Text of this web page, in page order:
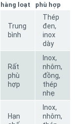
hàng loạt
phù hợp
Trung
bình
Thép
đen,
inox
dày
Rất
phù
hợp
Inox,
nhôm,
đồng,
thép
nhẹ
Hạn
Inox,
nhôm,